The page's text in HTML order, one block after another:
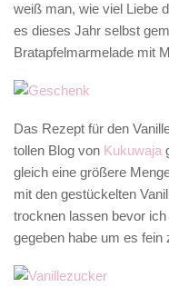
weiß man, wie viel Liebe
es dieses Jahr selbst
Bratapfelmarmelade mit
Das Rezept für den
tollen Blog von Kukuwaja
gleich eine größere
mit den gestückelten
trocknen lassen bevor
gegeben habe um es fein